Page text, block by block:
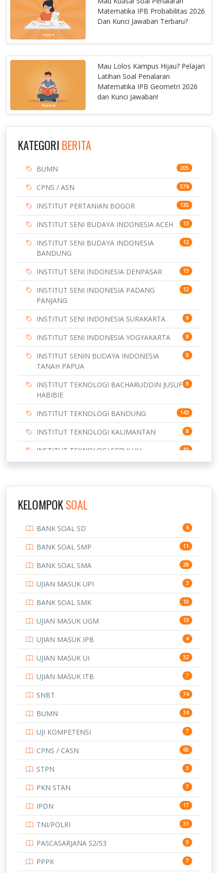
Matematika IPB Probabilitas 2026
Dan Kunci Jawaban Terbaru?
Mau Lolos Kampus Hijau? Pelajari
Latihan Soal Penalaran
Matematika IPB Geometri 2026
dan Kunci Jawaban!
KATEGORI BERITA
BUMN 205
CPNS / ASN 576
INSTITUT PERTANIAN BOGOR 135
INSTITUT SENI BUDAYA INDONESIA ACEH 13
INSTITUT SENI BUDAYA INDONESIA
BANDUNG
12
INSTITUT SENI INDONESIA DENPASAR 13
INSTITUT SENI INDONESIA PADANG
PANJANG
12
INSTITUT SENI INDONESIA SURAKARTA 9
INSTITUT SENI INDONESIA YOGYAKARTA 8
INSTITUT SENIN BUDAYA INDONESIA
TANAH PAPUA
8
INSTITUT TEKNOLOGI BACHARUDDIN JUSUF
HABIBIE
9
INSTITUT TEKNOLOGI BANDUNG 143
INSTITUT TEKNOLOGI KALIMANTAN 8
INSTITUT TEKNOLOGI SEPULUH
NOVEMBER
10
3
169
7
PTDI STTD 4
133
SMA 146
SMK 231
SMP 134
STIP 2
153
345
UNIVERSITAS AIRLANGGA 15
16
15
15
14
14
UNIVERSITAS CENDRAWASIH 14
15
KELOMPOKSOAL
BANK SOAL SD 6
BANK SOAL SMP 11
BANK SOAL SMA 28
UJIAN MASUK UPI 3
BANK SOAL SMK 10
UJIAN MASUK UGM 13
UJIAN MASUK IPB 4
UJIAN MASUK UI 32
UJIAN MASUK ITB 7
SNBT 74
BUMN 34
UJI KOMPETENSI 7
CPNS / CASN 60
STPN 3
PKN STAN 7
IPDN 17
TNI/POLRI 33
PASCASARJANA S2/S3 9
PPPK 7